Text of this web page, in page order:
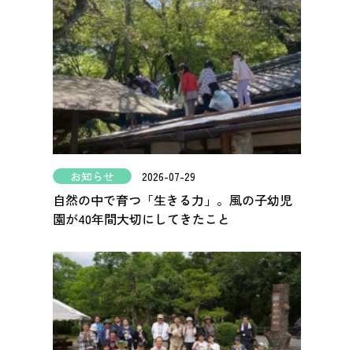
自然の中で育つ「生きる力」。風の子幼児
園が40年間大切にしてきたこと
お知らせ 2026-07-29